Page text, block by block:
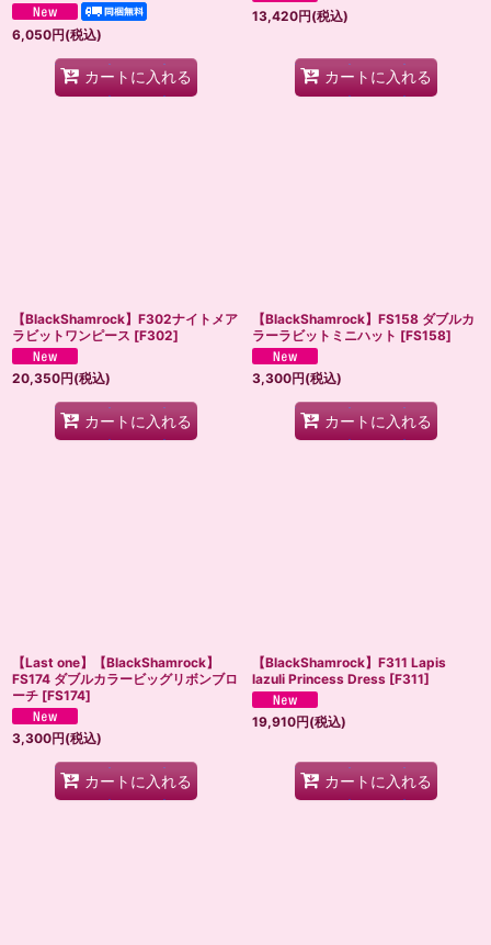
6,050円(税込)
カートに入れる
13,420円(税込)
カートに入れる
【BlackShamrock】F302ナイトメア
ラビットワンピース [F302]
20,350円(税込)
カートに入れる
【BlackShamrock】FS158 ダブルカ
ラーラビットミニハット [FS158]
3,300円(税込)
カートに入れる
【Last one】【BlackShamrock】
FS174 ダブルカラービッグリボンブロ
ーチ [FS174]
3,300円(税込)
カートに入れる
【BlackShamrock】F311 Lapis
lazuli Princess Dress [F311]
19,910円(税込)
カートに入れる